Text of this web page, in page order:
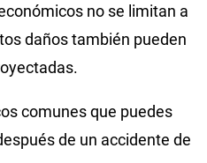
no se limitan a
daños también pueden
comunes que puedes
de un accidente de